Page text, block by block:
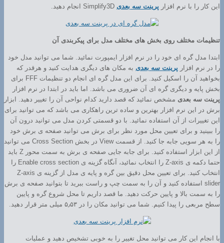
این کار را با نرم افزار پرینت سه بعدی
تنظیمات مختلف روی بخش های مختلف مدل برای پیکربندی آن
ابتدا مدل گره ای خود را در نرم افزار ایمپورت نمائید. شما می توانید مدل خود
را در نرم افزار پرینت سه بعدی به مکان های دیگری هدایت کنید و هرقدر که
بخواهید آن را اسکیل کنید. برای این مدل گره ای انجام دو تنظیمات FFF برای
بخش پایه و دیگری گره ای آن ضروری می باشد. اما باید در ابتدا در نرم افزار
پرینت سه بعدی مشخص نمائید که قصد دارید کدام نواحی آن را تغییر دهید. ابزار
برش در این نرم افزار بهترین و ساده ترین راهکاری می باشد که می توانید برای
این تغییرات از آن استفاده نمائید. با دو قسمتی کردن مدل می توانید درون آن
را ببینید و برای تعیین محل مورد نظر برای برش می توانید صفحه ی برش خود
را به هر سویی جابه جا کنید. از قسمت View در بخش Cross Section می توانید
از این ابزار استفاده کنید. برای جابه جایی صفحه ی برش به سمت محور Z باید
حتما دکمه ی Z-axis را انتخاب نمائید، آنگاه گزینه ی Enable cross section را
انتخاب کنید. برای تعیین محل دقیق بین گره و پایه ی مدل از گزینه ی Z-axis
slider استفاده کنید و آن را به سمت چپ و راست ببرید تا بتوانید صفحه ی برش
را به سمت بالا و پایین حرکت دهید. ما قصد داریم تا محل شروع گره و پایین
سطح مربعی را پیدا کنیم. شما می توانید مکان را در ۵٫۵۳ میلی متر قرار دهید.
با انجام این کار می توانید محل تغییر را به خوبی تشخیص دهید و عملیات